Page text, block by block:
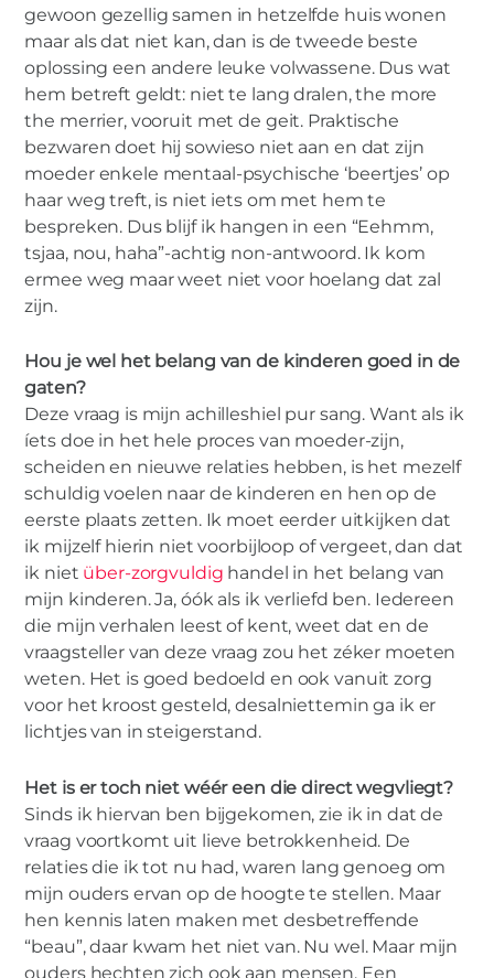
gewoon gezellig samen in hetzelfde huis wonen
maar als dat niet kan, dan is de tweede beste
oplossing een andere leuke volwassene. Dus wat
hem betreft geldt: niet te lang dralen, the more
the merrier, vooruit met de geit. Praktische
bezwaren doet hij sowieso niet aan en dat zijn
moeder enkele mentaal-psychische ‘beertjes’ op
haar weg treft, is niet iets om met hem te
bespreken. Dus blijf ik hangen in een “Eehmm,
tsjaa, nou, haha”-achtig non-antwoord. Ik kom
ermee weg maar weet niet voor hoelang dat zal
zijn.
Hou je wel het belang van de kinderen goed in de
gaten?
Deze vraag is mijn achilleshiel pur sang. Want als ik
íets doe in het hele proces van moeder-zijn,
scheiden en nieuwe relaties hebben, is het mezelf
schuldig voelen naar de kinderen en hen op de
eerste plaats zetten. Ik moet eerder uitkijken dat
ik mijzelf hierin niet voorbijloop of vergeet, dan dat
ik niet über-zorgvuldig handel in het belang van
mijn kinderen. Ja, óók als ik verliefd ben. Iedereen
die mijn verhalen leest of kent, weet dat en de
vraagsteller van deze vraag zou het zéker moeten
weten. Het is goed bedoeld en ook vanuit zorg
voor het kroost gesteld, desalniettemin ga ik er
lichtjes van in steigerstand.
Het is er toch niet wéér een die direct wegvliegt?
Sinds ik hiervan ben bijgekomen, zie ik in dat de
vraag voortkomt uit lieve betrokkenheid. De
relaties die ik tot nu had, waren lang genoeg om
mijn ouders ervan op de hoogte te stellen. Maar
hen kennis laten maken met desbetreffende
“beau”, daar kwam het niet van. Nu wel. Maar mijn
ouders hechten zich ook aan mensen. Een